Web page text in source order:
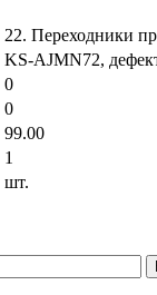
22. Переходники
KS-AJMN72,
0
0
99.00
1
шт.